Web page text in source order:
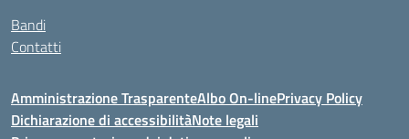
Bandi
Contatti
Amministrazione TrasparenteAlbo On-linePrivacy Policy
Dichiarazione di accessibilitàNote legali